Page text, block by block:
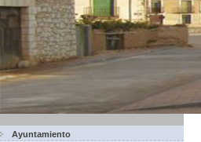
Ayuntamiento